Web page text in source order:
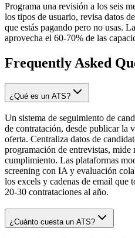
Programa una revisión a los seis
los tipos de usuario, revisa datos
que estás pagando pero no usas.
aprovecha el 60-70% de las
Frequently Asked
¿Qué es un ATS?
Un sistema de seguimiento de
de contratación, desde publicar la
oferta. Centraliza datos de
programación de entrevistas,
cumplimiento. Las plataformas
screening con IA y evaluación
los excels y cadenas de email que
20-30 contrataciones al año.
¿Cuánto cuesta un ATS?